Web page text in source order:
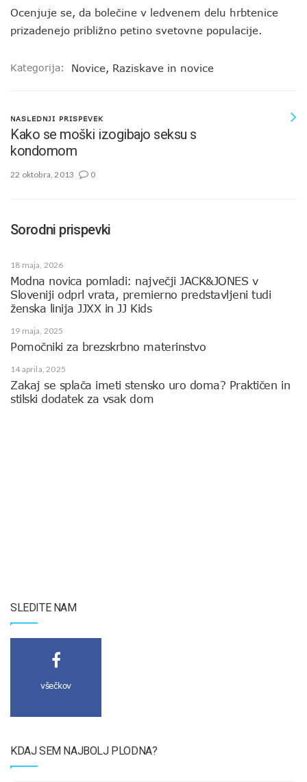
Ocenjuje se, da bolečine v ledvenem delu hrbtenice
prizadenejo približno petino svetovne populacije.
Kategorija: Novice, Raziskave in novice
NASLEDNJI PRISPEVEK
Kako se moški izogibajo seksu s
kondomom
22 oktobra, 2013 0
Sorodni prispevki
18 maja, 2026
Modna novica pomladi: največji JACK&JONES v
Sloveniji odprl vrata, premierno predstavljeni tudi
ženska linija JJXX in JJ Kids
19 maja, 2025
Pomočniki za brezskrbno materinstvo
14 aprila, 2025
Zakaj se splača imeti stensko uro doma? Praktičen in
stilski dodatek za vsak dom
SLEDITE NAM
všečkov
KDAJ SEM NAJBOLJ PLODNA?